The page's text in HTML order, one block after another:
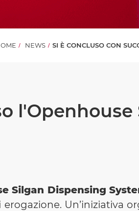
NEWS SI È CONCLUSO CON
Silgan Dispensing
Un’iniziativa